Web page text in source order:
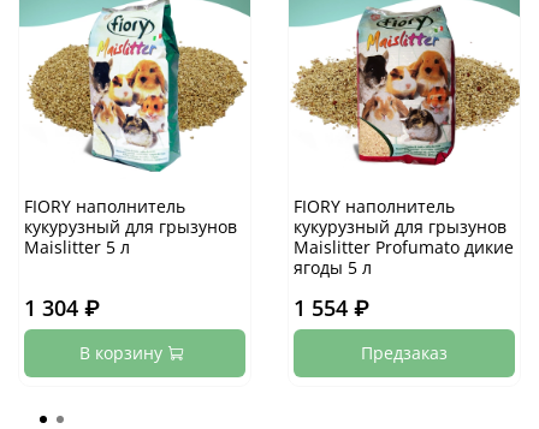
FIORY наполнитель
кукурузный для грызунов
Maislitter 5 л
1 304 ₽
В корзину
FIORY наполнитель
кукурузный для грызунов
Maislitter Profumato дикие
ягоды 5 л
1 554 ₽
Предзаказ